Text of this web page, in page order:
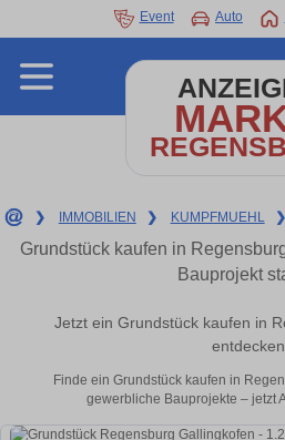
Event Auto
❯ IMMOBILIEN ❯ KUMPFMUEHL ❯
Grundstück kaufen in
Bauprojekt
Jetzt ein Grundstück kaufen in
entdecken
Finde ein Grundstück kaufen in
gewerbliche Bauprojekte – jetzt